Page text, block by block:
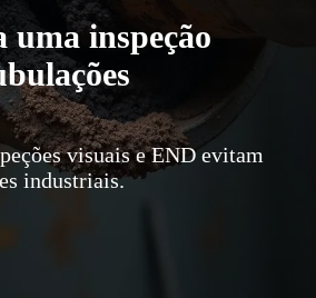
uma inspeção
visuais e END evitam
industriais.